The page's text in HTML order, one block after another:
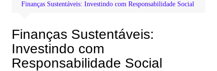
Finanças Sustentáveis: Investindo com Responsabilidade Social
Finanças Sustentáveis:
Investindo com
Responsabilidade Social